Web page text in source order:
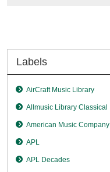
Labels
AirCraft Music Library
Allmusic Library Classical
American Music Company
APL
APL Decades